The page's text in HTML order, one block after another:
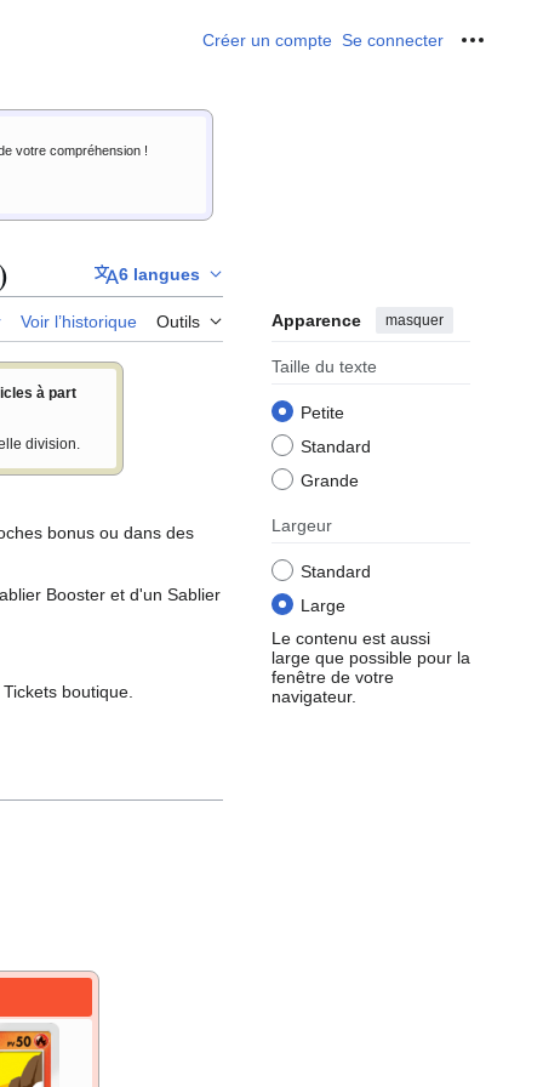
Créer un compte Se connecter Outils
votre compréhension !
6 langues
Voir l’historique Outils Apparence masquer
Taille du texte
Petite
Standard
Grande
Largeur
Standard
Large
Le contenu est aussi
large que possible pour la
fenêtre de votre
navigateur.
à part
division.
bonus ou dans des
Booster et d'un Sablier
boutique.